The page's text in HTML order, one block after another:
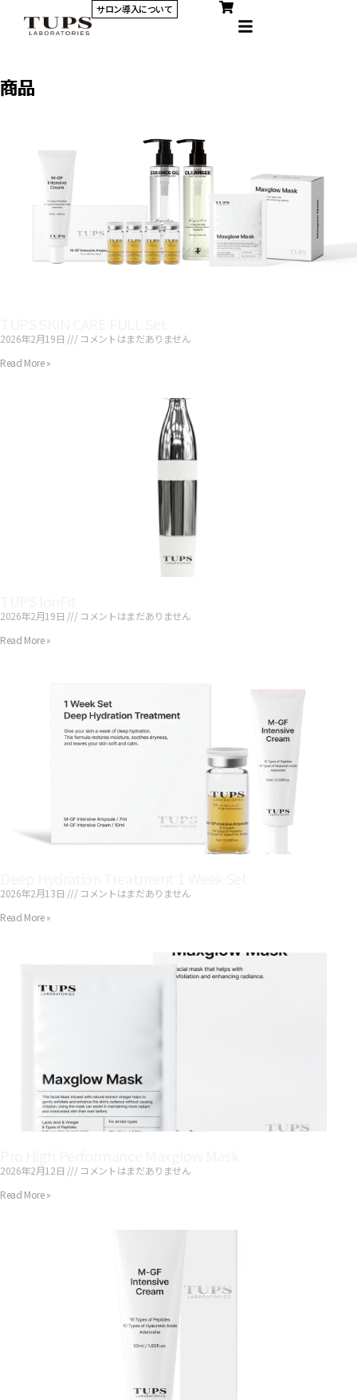
サロン導入について
商品
2026年2月19日
コメントはまだありません
Read More »
2026年2月19日
コメントはまだありません
Read More »
2026年2月13日
コメントはまだありません
Read More »
2026年2月12日
コメントはまだありません
Read More »